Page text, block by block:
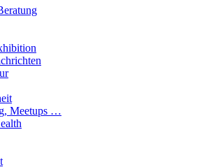
Meetups …